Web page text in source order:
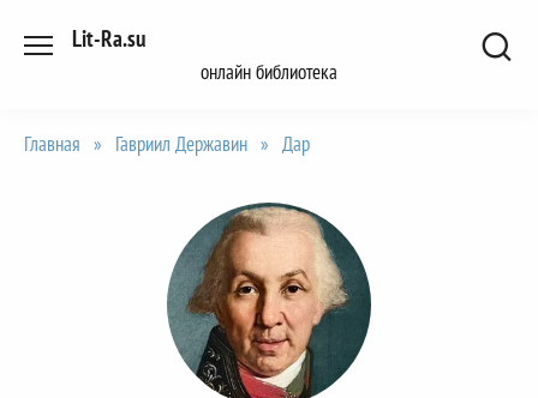
Lit-Ra.su
онлайн библиотека
Главная » Гавриил Державин » Дар